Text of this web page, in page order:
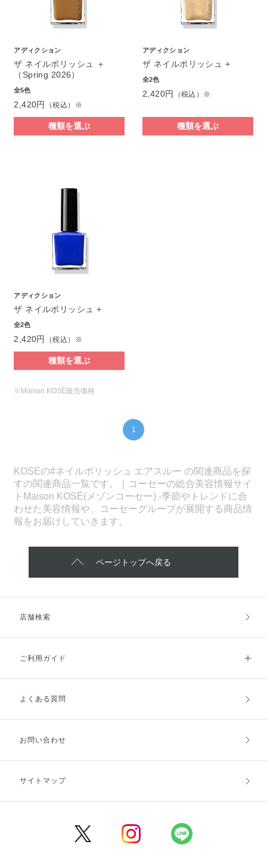
アディクション
ザ ネイルポリッシュ ＋
（Spring 2026）
全5色
2,420円 （税込）※
種類を選ぶ
アディクション
ザ ネイルポリッシュ +
全2色
2,420円 （税込）※
種類を選ぶ
アディクション
ザ ネイルポリッシュ +
全2色
2,420円 （税込）※
種類を選ぶ
※Maison KOSÉ販売価格
1
KOSEの#ネイルポリッシュ エアスルー の関連商品を探
すの関連商品一覧です。｜コーセーの総合美容情報サイ
トMaison KOSÉ(メゾンコーセー) -季節やトレンドに合
わせた美容情報や、コーセーグループが展開する商品情
報をお届けしていきます。
ページトップへ戻る
店舗検索
ご利用ガイド
ご利用ガイドトップ
お支払方法
キャンセル・返品・交換
よくある質問
お問い合わせ
サイトマップ